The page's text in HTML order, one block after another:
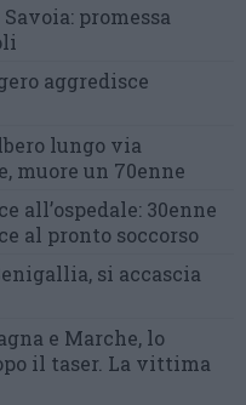
promessa
aggredisce
lungo via
muore un 70enne
all’ospedale: 30enne
al pronto soccorso
si accascia
e Marche, lo
il taser. La vittima